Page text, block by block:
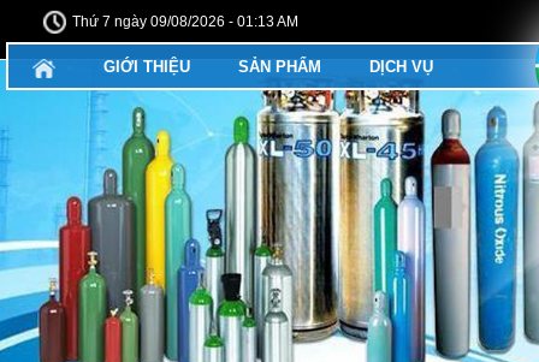
Thứ 7 ngày 09/08/2026 - 01:13 AM
GIỚI THIỆU SẢN PHẨM DỊCH VỤ